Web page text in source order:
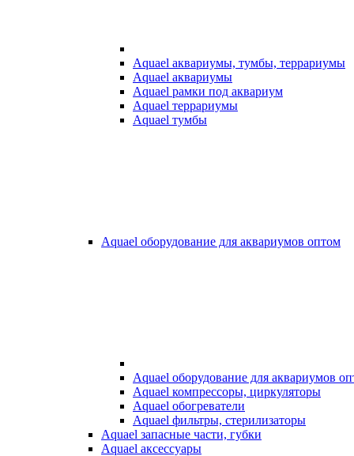
Aquael аквариумы, тумбы, террариумы
Aquael аквариумы
Aquael рамки под аквариум
Aquael террариумы
Aquael тумбы
Aquael оборудование для аквариумов оптом
Aquael оборудование для аквариумов
Aquael компрессоры, циркуляторы
Aquael обогреватели
Aquael фильтры, стерилизаторы
Aquael запасные части, губки
Aquael аксессуары